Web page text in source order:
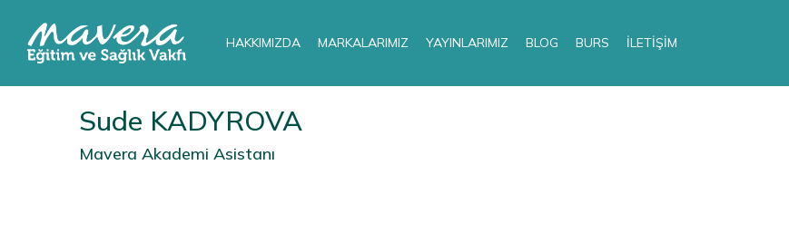
HAKKIMIZDA MARKALARIMIZ YAYINLARIMIZ BLOG BURS İLETIŞIM
Sude KADYROVA
Mavera Akademi Asistanı